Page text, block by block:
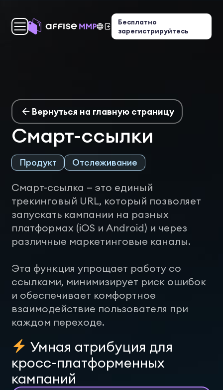
Бесплатно
зарегистрируйтесь
Вернуться на главную страницу
Смарт-ссылки
Продукт Отслеживание
Смарт-ссылка — это единый
трекинговый URL, который позволяет
запускать кампании на разных
платформах (iOS и Android) и через
различные маркетинговые каналы.
Эта функция упрощает работу со
ссылками, минимизирует риск ошибок
и обеспечивает комфортное
взаимодействие пользователя при
каждом переходе.
Умная атрибуция для
кросс-платформенных
кампаний